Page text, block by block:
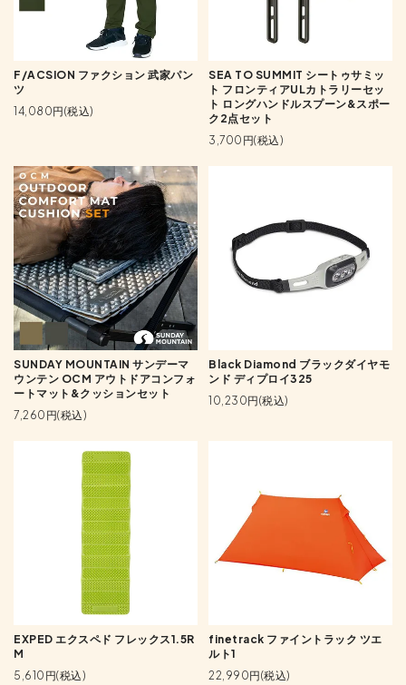
F/ACSION ファクション 武家パン
ツ
14,080円(税込)
SEA TO SUMMIT シートゥサミッ
ト フロンティアULカトラリーセッ
ト ロングハンドルスプーン&スポー
ク2点セット
3,700円(税込)
SUNDAY MOUNTAIN サンデーマ
ウンテン OCM アウトドアコンフォ
ートマット&クッションセット
7,260円(税込)
Black Diamond ブラックダイヤモ
ンド ディプロイ325
10,230円(税込)
EXPED エクスペド フレックス1.5R
M
5,610円(税込)
finetrack ファイントラック ツエ
ルト1
22,990円(税込)